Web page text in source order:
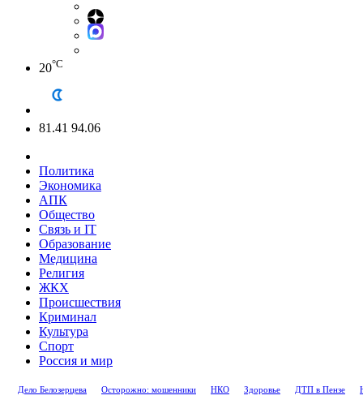
20°C
81.41 94.06
Политика
Экономика
АПК
Общество
Связь и IT
Образование
Медицина
Религия
ЖКХ
Происшествия
Криминал
Культура
Спорт
Россия и мир
Дело Белозерцева Осторожно: мошенники НКО Здоровье ДТП в Пензе